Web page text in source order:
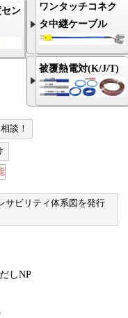
ン
ワンタッチコネク
タ中継ケーブル
被覆熱電対(K/J/T)
談！
サビリティ体系図を発行
しNP